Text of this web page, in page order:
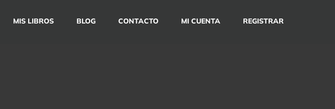
MIS LIBROS BLOG CONTACTO MI CUENTA REGISTRAR